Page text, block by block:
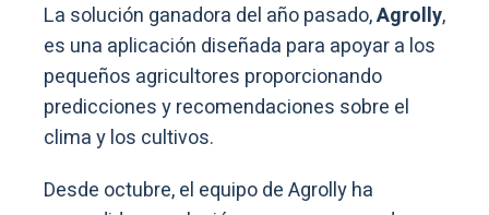
La solución ganadora del año pasado,Agrolly,
es una aplicación diseñada para apoyar a los
pequeños agricultores proporcionando
predicciones y recomendaciones sobre el
clima y los cultivos.
Desde octubre, el equipo de Agrolly ha